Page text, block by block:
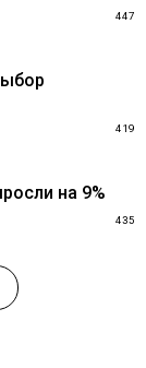
447
419
на 9%
435